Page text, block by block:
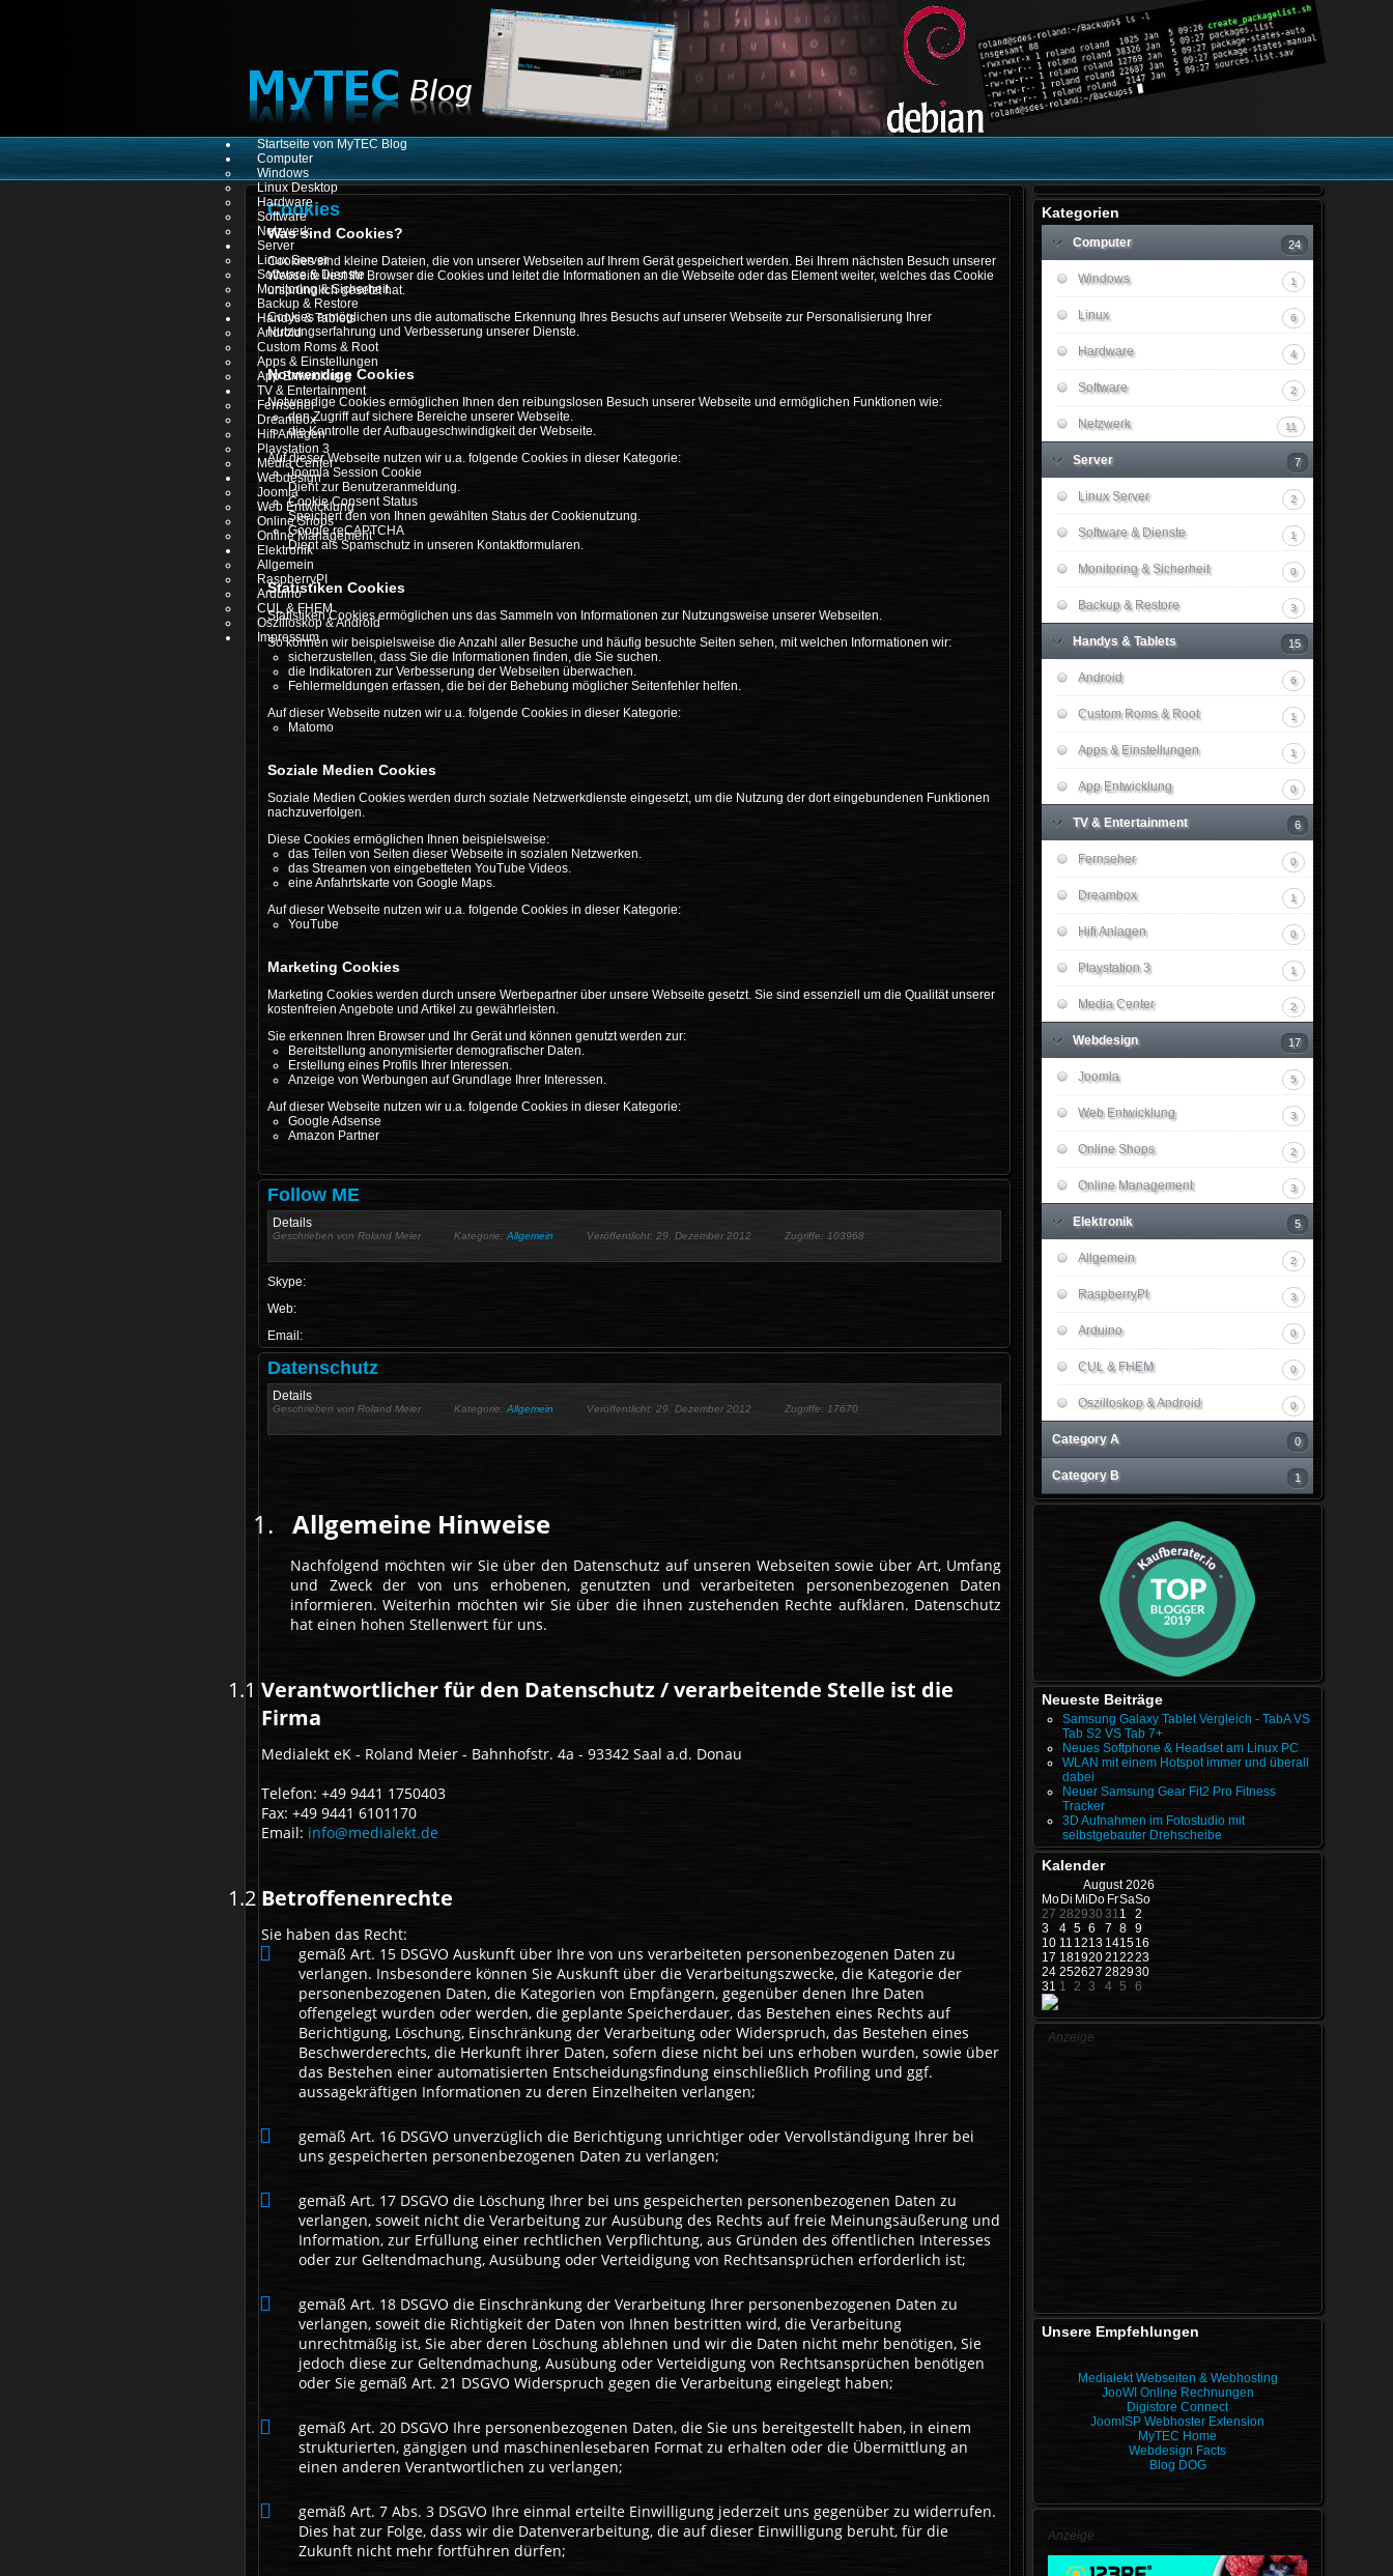
Startseite von MyTEC Blog
Computer
Windows
Linux Desktop
Hardware
Software
Netzwerk
Server
Linux Server
Software & Dienste
Monitoring & Sicherheit
Backup & Restore
Handys & Tablets
Android
Custom Roms & Root
Apps & Einstellungen
App Entwicklung
TV & Entertainment
Fernseher
Dreambox
Hifi Anlagen
Playstation 3
Media Center
Webdesign
Joomla
Web Entwicklung
Online Shops
Online Management
Elektronik
Allgemein
RaspberryPI
Arduino
CUL & FHEM
Oszilloskop & Android
Impressum
Kategorien
Computer 24
Windows 1
Linux 6
Hardware 4
Software 2
Netzwerk 11
Server 7
Linux Server 2
Software & Dienste 1
Monitoring & Sicherheit 0
Backup & Restore 3
Handys & Tablets 15
Android 6
Custom Roms & Root 1
Apps & Einstellungen 1
App Entwicklung 0
TV & Entertainment 6
Fernseher 0
Dreambox 1
Hifi Anlagen 0
Playstation 3 1
Media Center 2
Webdesign 17
Joomla 5
Web Entwicklung 3
Online Shops 2
Online Management 3
Elektronik 5
Allgemein 2
RaspberryPI 3
Arduino 0
CUL & FHEM 0
Oszilloskop & Android 0
Category A 0
Category B 1
Neueste Beiträge
Samsung Galaxy Tablet Vergleich - TabA VS
Tab S2 VS Tab 7+
Neues Softphone & Headset am Linux PC
WLAN mit einem Hotspot immer und überall
dabei
Neuer Samsung Gear Fit2 Pro Fitness
Tracker
3D Aufnahmen im Fotostudio mit
selbstgebauter Drehscheibe
Kalender
August 2026
Mo Di Mi Do FrSaSo
27 282930 311 2
3
4 5 6 7 8 9
10 11 1213 141516
17 181920212223
24 252627 282930
31 1 2 3 4 5 6
Anzeige
Unsere Empfehlungen
Medialekt Webseiten & Webhosting
JooWI Online Rechnungen
Digistore Connect
JoomISP Webhoster Extension
MyTEC Home
Webdesign Facts
Blog DOG
Anzeige
Cookies
Was sind Cookies?
Cookies sind kleine Dateien, die von unserer Webseiten auf Ihrem Gerät gespeichert werden. Bei Ihrem nächsten Besuch unserer
Webseite liest Ihr Browser die Cookies und leitet die Informationen an die Webseite oder das Element weiter, welches das Cookie
ursprünglich gesetzt hat.
Cookies ermöglichen uns die automatische Erkennung Ihres Besuchs auf unserer Webseite zur Personalisierung Ihrer
Nutzungserfahrung und Verbesserung unserer Dienste.
Notwendige Cookies
Notwendige Cookies ermöglichen Ihnen den reibungslosen Besuch unserer Webseite und ermöglichen Funktionen wie:
den Zugriff auf sichere Bereiche unserer Webseite.
die Kontrolle der Aufbaugeschwindigkeit der Webseite.
Auf dieser Webseite nutzen wir u.a. folgende Cookies in dieser Kategorie:
Joomla Session Cookie
Dient zur Benutzeranmeldung.
Cookie Consent Status
Speichert den von Ihnen gewählten Status der Cookienutzung.
Google reCAPTCHA
Dient als Spamschutz in unseren Kontaktformularen.
Statistiken Cookies
Statistiken Cookies ermöglichen uns das Sammeln von Informationen zur Nutzungsweise unserer Webseiten.
So können wir beispielsweise die Anzahl aller Besuche und häufig besuchte Seiten sehen, mit welchen Informationen wir:
sicherzustellen, dass Sie die Informationen finden, die Sie suchen.
die Indikatoren zur Verbesserung der Webseiten überwachen.
Fehlermeldungen erfassen, die bei der Behebung möglicher Seitenfehler helfen.
Auf dieser Webseite nutzen wir u.a. folgende Cookies in dieser Kategorie:
Matomo
Soziale Medien Cookies
Soziale Medien Cookies werden durch soziale Netzwerkdienste eingesetzt, um die Nutzung der dort eingebundenen Funktionen
nachzuverfolgen.
Diese Cookies ermöglichen Ihnen beispielsweise:
das Teilen von Seiten dieser Webseite in sozialen Netzwerken.
das Streamen von eingebetteten YouTube Videos.
eine Anfahrtskarte von Google Maps.
Auf dieser Webseite nutzen wir u.a. folgende Cookies in dieser Kategorie:
YouTube
Marketing Cookies
Marketing Cookies werden durch unsere Werbepartner über unsere Webseite gesetzt. Sie sind essenziell um die Qualität unserer
kostenfreien Angebote und Artikel zu gewährleisten.
Sie erkennen Ihren Browser und Ihr Gerät und können genutzt werden zur:
Bereitstellung anonymisierter demografischer Daten.
Erstellung eines Profils Ihrer Interessen.
Anzeige von Werbungen auf Grundlage Ihrer Interessen.
Auf dieser Webseite nutzen wir u.a. folgende Cookies in dieser Kategorie:
Google Adsense
Amazon Partner
Follow ME
Details
Geschrieben von Roland Meier Kategorie: Allgemein Veröffentlicht: 29. Dezember 2012 Zugriffe: 103968
Skype:
Web:
Email:
Datenschutz
Details
Geschrieben von Roland Meier Kategorie: Allgemein Veröffentlicht: 29. Dezember 2012 Zugriffe: 17670
Allgemeine Hinweise
Nachfolgend möchten wir Sie über den Datenschutz auf unseren Webseiten sowie über Art, Umfang
und Zweck der von uns erhobenen, genutzten und verarbeiteten personenbezogenen Daten
informieren. Weiterhin möchten wir Sie über die ihnen zustehenden Rechte aufklären. Datenschutz
hat einen hohen Stellenwert für uns.
Verantwortlicher für den Datenschutz / verarbeitende Stelle ist die
Firma
Medialekt eK - Roland Meier - Bahnhofstr. 4a - 93342 Saal a.d. Donau
Telefon: +49 9441 1750403
Fax: +49 9441 6101170
Email: info@medialekt.de
Betroffenenrechte
Sie haben das Recht:
gemäß Art. 15 DSGVO Auskunft über Ihre von uns verarbeiteten personenbezogenen Daten zu
verlangen. Insbesondere können Sie Auskunft über die Verarbeitungszwecke, die Kategorie der
personenbezogenen Daten, die Kategorien von Empfängern, gegenüber denen Ihre Daten
offengelegt wurden oder werden, die geplante Speicherdauer, das Bestehen eines Rechts auf
Berichtigung, Löschung, Einschränkung der Verarbeitung oder Widerspruch, das Bestehen eines
Beschwerderechts, die Herkunft ihrer Daten, sofern diese nicht bei uns erhoben wurden, sowie über
das Bestehen einer automatisierten Entscheidungsfindung einschließlich Profiling und ggf.
aussagekräftigen Informationen zu deren Einzelheiten verlangen;
gemäß Art. 16 DSGVO unverzüglich die Berichtigung unrichtiger oder Vervollständigung Ihrer bei
uns gespeicherten personenbezogenen Daten zu verlangen;
gemäß Art. 17 DSGVO die Löschung Ihrer bei uns gespeicherten personenbezogenen Daten zu
verlangen, soweit nicht die Verarbeitung zur Ausübung des Rechts auf freie Meinungsäußerung und
Information, zur Erfüllung einer rechtlichen Verpflichtung, aus Gründen des öffentlichen Interesses
oder zur Geltendmachung, Ausübung oder Verteidigung von Rechtsansprüchen erforderlich ist;
gemäß Art. 18 DSGVO die Einschränkung der Verarbeitung Ihrer personenbezogenen Daten zu
verlangen, soweit die Richtigkeit der Daten von Ihnen bestritten wird, die Verarbeitung
unrechtmäßig ist, Sie aber deren Löschung ablehnen und wir die Daten nicht mehr benötigen, Sie
jedoch diese zur Geltendmachung, Ausübung oder Verteidigung von Rechtsansprüchen benötigen
oder Sie gemäß Art. 21 DSGVO Widerspruch gegen die Verarbeitung eingelegt haben;
gemäß Art. 20 DSGVO Ihre personenbezogenen Daten, die Sie uns bereitgestellt haben, in einem
strukturierten, gängigen und maschinenlesebaren Format zu erhalten oder die Übermittlung an
einen anderen Verantwortlichen zu verlangen;
gemäß Art. 7 Abs. 3 DSGVO Ihre einmal erteilte Einwilligung jederzeit uns gegenüber zu widerrufen.
Dies hat zur Folge, dass wir die Datenverarbeitung, die auf dieser Einwilligung beruht, für die
Zukunft nicht mehr fortführen dürfen;